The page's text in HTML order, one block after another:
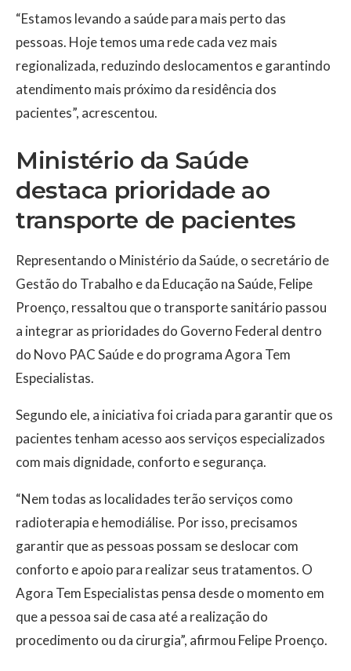
“Estamos levando a saúde para mais perto das
pessoas. Hoje temos uma rede cada vez mais
regionalizada, reduzindo deslocamentos e garantindo
atendimento mais próximo da residência dos
pacientes”, acrescentou.
Ministério da Saúde
destaca prioridade ao
transporte de pacientes
Representando o Ministério da Saúde, o secretário de
Gestão do Trabalho e da Educação na Saúde, Felipe
Proenço, ressaltou que o transporte sanitário passou
a integrar as prioridades do Governo Federal dentro
do Novo PAC Saúde e do programa Agora Tem
Especialistas.
Segundo ele, a iniciativa foi criada para garantir que os
pacientes tenham acesso aos serviços especializados
com mais dignidade, conforto e segurança.
“Nem todas as localidades terão serviços como
radioterapia e hemodiálise. Por isso, precisamos
garantir que as pessoas possam se deslocar com
conforto e apoio para realizar seus tratamentos. O
Agora Tem Especialistas pensa desde o momento em
que a pessoa sai de casa até a realização do
procedimento ou da cirurgia”, afirmou Felipe Proenço.